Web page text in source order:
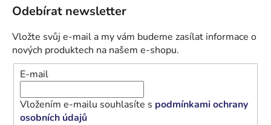
Odebírat newsletter
Vložte svůj e-mail a my vám budeme zasílat informace o
nových produktech na našem e-shopu.
E-mail
Vložením e-mailu souhlasíte s podmínkami ochrany
osobních údajů